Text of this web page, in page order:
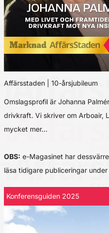
Affärsstaden | 10-årsjubileum
Omslagsprofil är Johanna
drivkraft. Vi skriver om Arboair,
mycket mer…
OBS: e-Magasinet har
läsa tidigare publiceringar under
Konferensguiden 2025